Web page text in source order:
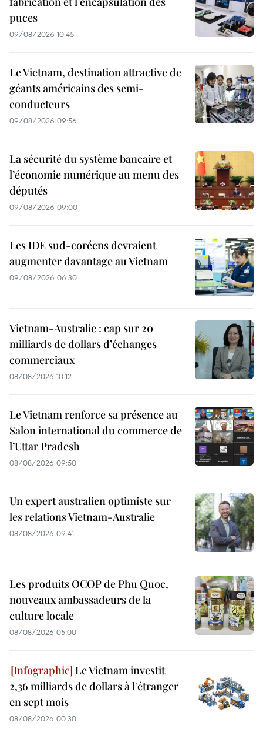
puces
09/08/2026 10:45
Le Vietnam, destination attractive de
géants américains des semi-
conducteurs
09/08/2026 09:56
La sécurité du système bancaire et
l’économie numérique au menu des
députés
09/08/2026 09:00
Les IDE sud-coréens devraient
augmenter davantage au Vietnam
09/08/2026 06:30
Vietnam-Australie : cap sur 20
milliards de dollars d’échanges
commerciaux
08/08/2026 10:12
Le Vietnam renforce sa présence au
Salon international du commerce de
l’Uttar Pradesh
08/08/2026 09:50
Un expert australien optimiste sur
les relations Vietnam-Australie
08/08/2026 09:41
Les produits OCOP de Phu Quoc,
nouveaux ambassadeurs de la
culture locale
08/08/2026 05:00
Le Vietnam investit
2,36 milliards de dollars à l'étranger
en sept mois
08/08/2026 00:30